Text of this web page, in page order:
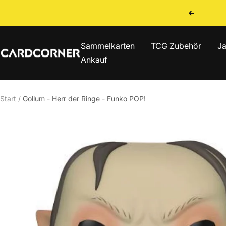
Zurück
Sammelkarten TCG Zubehör
Ankauf
CARDCORNER
Start Gollum - Herr der Ringe - Funko POP!